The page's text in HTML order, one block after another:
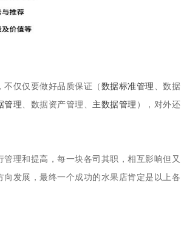
仅仅要做好品质保证（数据标准管理、数据
管理、数据资产管理、 主数据管理 ），对外还
理和提高，每一块各司其职，相互影响但又
发展，最终一个成功的水果店肯定是以上各